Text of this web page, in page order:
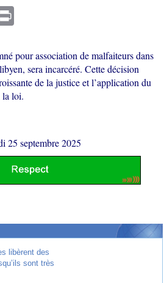
pour association de malfaiteurs dans
sera incarcéré. Cette décision
de la justice et l’application du
la loi.
25 septembre 2025
libèrent des
sont très